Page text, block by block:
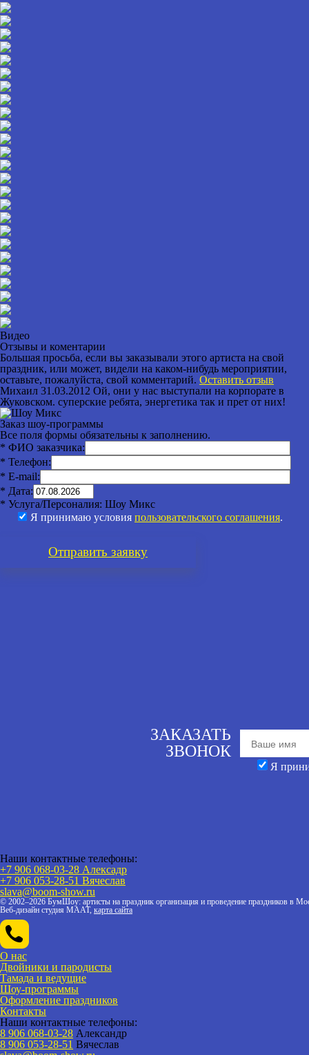
Видео
Отзывы и коментарии
Большая просьба, если вы заказывали этого артиста на свой
праздник, или может, видели на каком-нибудь мероприятии,
оставьте, пожалуйста, свой комментарий. Оставить отзыв
Михаил 31.03.2012 Ой, они у нас выступали на корпорате в
Жуковском. суперские ребята, энергетика так и прет от них!
Заказ шоу-программы
Все поля формы обязательны к заполнению.
* ФИО заказчика:
* Телефон:
* E-mail:
* Дата:
* Услуга/Персоналия: Шоу Микс
Я принимаю условия пользовательского соглашения.
Отправить заявку
ЗАКАЗАТЬ
ЗВОНОК
Я
Наши контактные телефоны:
+7 906 068-03-28 Алексадр
+7 906 053-28-51 Вячеслав
slava@boom-show.ru
© 2002–2026 БумШоу: артисты на праздник организация и проведение праздников в
Веб-дизайн студия МААТ, карта сайта
О нас
Двойники и пародисты
Тамада и ведущие
Шоу-программы
Оформление праздников
Контакты
Наши контактные телефоны:
8 906 068-03-28 Александр
8 906 053-28-51 Вячеслав